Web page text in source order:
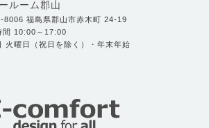
ルーム郡山
8006 福島県郡山市赤木町 24-19
間 10:00～17:00
火曜日（祝日を除く）・年末年始